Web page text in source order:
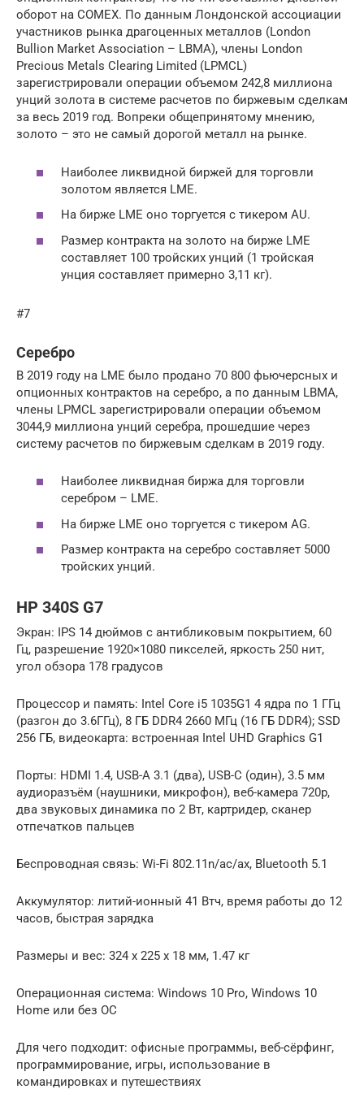
оборот на COMEX. По данным Лондонской ассоциации
участников рынка драгоценных металлов (London
Bullion Market Association – LBMA), члены London
Precious Metals Clearing Limited (LPMCL)
зарегистрировали операции объемом 242,8 миллиона
унций золота в системе расчетов по биржевым сделкам
за весь 2019 год. Вопреки общепринятому мнению,
золото – это не самый дорогой металл на рынке.
Наиболее ликвидной биржей для торговли
золотом является LME.
На бирже LME оно торгуется с тикером AU.
Размер контракта на золото на бирже LME
составляет 100 тройских унций (1 тройская
унция составляет примерно 3,11 кг).
#7
Серебро
В 2019 году на LME было продано 70 800 фьючерсных и
опционных контрактов на серебро, а по данным LBMA,
члены LPMCL зарегистрировали операции объемом
3044,9 миллиона унций серебра, прошедшие через
систему расчетов по биржевым сделкам в 2019 году.
Наиболее ликвидная биржа для торговли
серебром – LME.
На бирже LME оно торгуется с тикером AG.
Размер контракта на серебро составляет 5000
тройских унций.
HP 340S G7
Экран: IPS 14 дюймов с антибликовым покрытием, 60
Гц, разрешение 1920×1080 пикселей, яркость 250 нит,
угол обзора 178 градусов
Процессор и память: Intel Core i5 1035G1 4 ядра по 1 ГГц
(разгон до 3.6ГГц), 8 ГБ DDR4 2660 МГц (16 ГБ DDR4); SSD
256 ГБ, видеокарта: встроенная Intel UHD Graphics G1
Порты: HDMI 1.4, USB-A 3.1 (два), USB-C (один), 3.5 мм
аудиоразъём (наушники, микрофон), веб-камера 720p,
два звуковых динамика по 2 Вт, картридер, сканер
отпечатков пальцев
Беспроводная связь: Wi-Fi 802.11n/ac/ax, Bluetooth 5.1
Аккумулятор: литий-ионный 41 Втч, время работы до 12
часов, быстрая зарядка
Размеры и вес: 324 x 225 x 18 мм, 1.47 кг
Операционная система: Windows 10 Pro, Windows 10
Home или без ОС
Для чего подходит: офисные программы, веб-сёрфинг,
программирование, игры, использование в
командировках и путешествиях